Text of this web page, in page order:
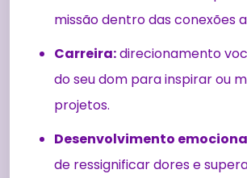
missão dentro das conexões
Carreira:direcionamento
do seu dom para inspirar ou
projetos.
Desenvolvimento
de ressignificar dores e